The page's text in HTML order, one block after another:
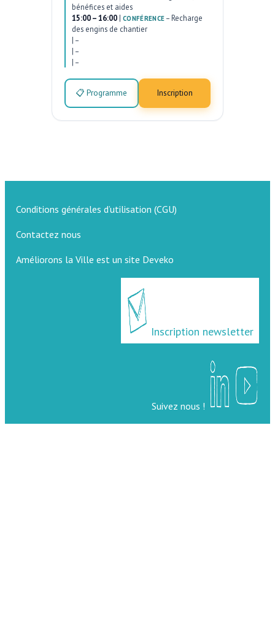
bénéfices et aides
15:00 – 16:00 | CONFÉRENCE – Recharge
des engins de chantier
| –
| –
| –
📋 Programme Inscription
Conditions générales d’utilisation (CGU)
Contactez nous
Améliorons la Ville est un site Deveko
Inscription newsletter
Suivez nous !